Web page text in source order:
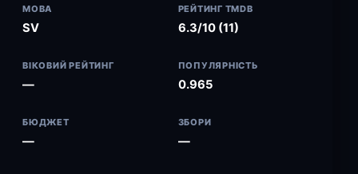
МОВА
SV
РЕЙТИНГ TMDB
6.3/10 (11)
ВІКОВИЙ РЕЙТИНГ
—
ПОПУЛЯРНІСТЬ
0.965
БЮДЖЕТ
—
ЗБОРИ
—